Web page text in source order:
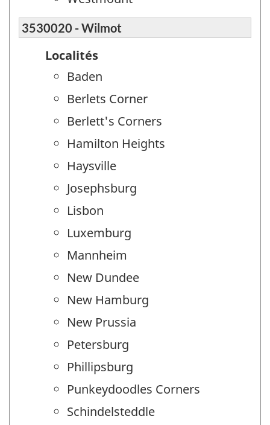
3530020 - Wilmot
Localités
Baden
Berlets Corner
Berlett's Corners
Hamilton Heights
Haysville
Josephsburg
Lisbon
Luxemburg
Mannheim
New Dundee
New Hamburg
New Prussia
Petersburg
Phillipsburg
Punkeydoodles Corners
Schindelsteddle